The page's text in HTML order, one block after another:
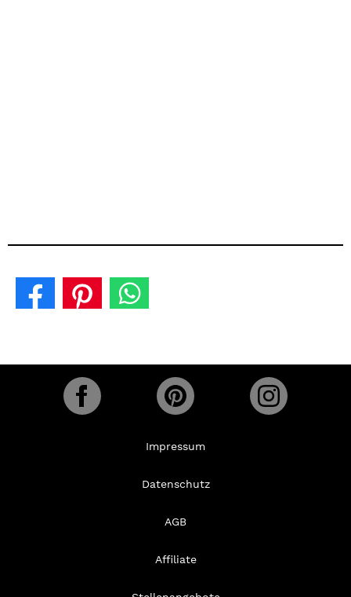
Impressum
Datenschutz
AGB
Affiliate